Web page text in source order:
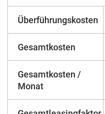
Überführungskosten
Gesamtkosten
Gesamtkosten /
Monat